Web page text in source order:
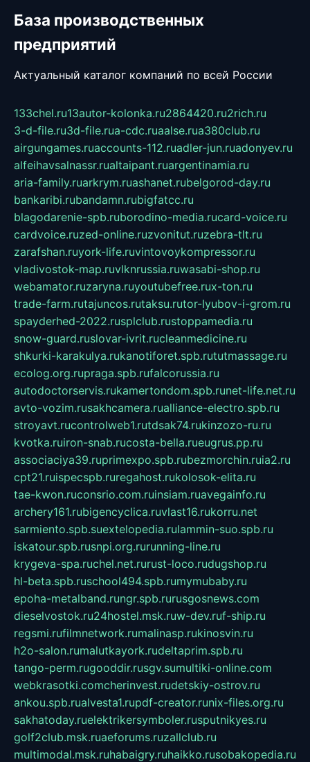
База производственных
предприятий
Актуальный каталог компаний по всей России
133chel.ru13autor-kolonka.ru2864420.ru2rich.ru
3-d-file.ru3d-file.rua-cdc.ruaalse.rua380club.ru
airgungames.ruaccounts-112.ruadler-jun.ruadonyev.ru
alfeihavsalnassr.rualtaipant.ruargentinamia.ru
aria-family.ruarkrym.ruashanet.rubelgorod-day.ru
bankaribi.rubandamn.rubigfatcc.ru
blagodarenie-spb.ruborodino-media.rucard-voice.ru
cardvoice.ruzed-online.ruzvonitut.ruzebra-tlt.ru
zarafshan.ruyork-life.ruvintovoykompressor.ru
vladivostok-map.ruvlknrussia.ruwasabi-shop.ru
webamator.ruzaryna.ruyoutubefree.rux-ton.ru
trade-farm.rutajuncos.rutaksu.rutor-lyubov-i-grom.ru
spayderhed-2022.rusplclub.rustoppamedia.ru
snow-guard.ruslovar-ivrit.rucleanmedicine.ru
shkurki-karakulya.rukanotiforet.spb.rututmassage.ru
ecolog.org.rupraga.spb.rufalcorussia.ru
autodoctorservis.rukamertondom.spb.runet-life.net.ru
avto-vozim.rusakhcamera.rualliance-electro.spb.ru
stroyavt.rucontrolweb1.rutdsak74.rukinzozo-ru.ru
kvotka.ruiron-snab.rucosta-bella.rueugrus.pp.ru
associaciya39.ruprimexpo.spb.rubezmorchin.ruia2.ru
cpt21.ruispecspb.ruregahost.rukolosok-elita.ru
tae-kwon.ruconsrio.com.ruinsiam.ruavegainfo.ru
archery161.rubigencyclica.ruvlast16.rukorru.net
sarmiento.spb.suextelopedia.rulammin-suo.spb.ru
iskatour.spb.rusnpi.org.rurunning-line.ru
krygeva-spa.ruchel.net.rurust-loco.rudugshop.ru
hl-beta.spb.ruschool494.spb.rumymubaby.ru
epoha-metalband.rungr.spb.rurusgosnews.com
dieselvostok.ru24hostel.msk.ruw-dev.ruf-ship.ru
regsmi.rufilmnetwork.rumalinasp.rukinosvin.ru
h2o-salon.rumalutkayork.rudeltaprim.spb.ru
tango-perm.rugooddir.rusgv.sumultiki-online.com
webkrasotki.comcherinvest.rudetskiy-ostrov.ru
ankou.spb.rualvesta1.rupdf-creator.runix-files.org.ru
sakhatoday.ruelektrikersymboler.rusputnikyes.ru
golf2club.msk.ruaeforums.ruzallclub.ru
multimodal.msk.ruhabaigry.ruhaikko.rusobakopedia.ru